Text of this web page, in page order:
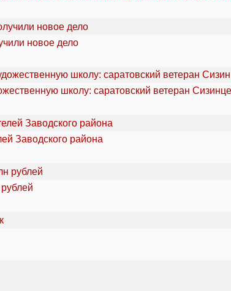
новое дело
школу: саратовский ветеран
Заводского района